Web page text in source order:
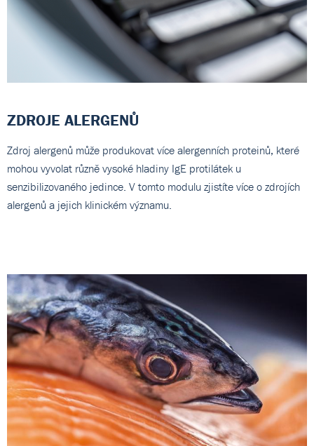
ZDROJE ALERGENŮ
Zdroj alergenů může produkovat více alergenních proteinů, které
mohou vyvolat různě vysoké hladiny IgE protilátek u
senzibilizovaného jedince. V tomto modulu zjistíte více o zdrojích
alergenů a jejich klinickém významu.